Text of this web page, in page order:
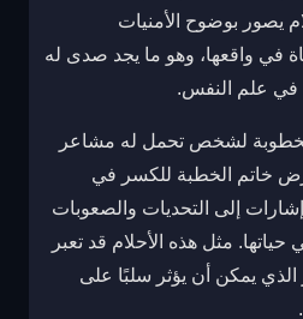
يصور بوضوح الأمنيات
في واقعها، وهو ما يجد صدى له
في علم النفس.
مخطوبة لشخص تحمل له مشاعر
خاتم الخطبة للكسر في
إلى التحديات والصعوبات
حياتها. مثل هذه الأحلام قد تعبر
الذي يمكن أن يؤثر سلبًا على